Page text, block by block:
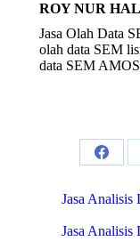
ROY NUR
Jasa Olah Data
olah data SEM
data SEM
Share
on
Jasa Analisis
Jasa Analisis